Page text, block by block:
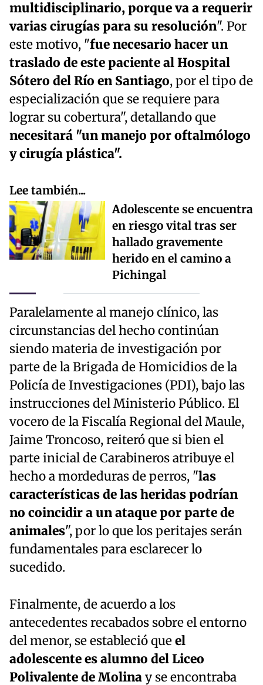
multidisciplinario, porque va a requerir
varias cirugías para su resolución". Por
este motivo, "fue necesario hacer un
traslado de este paciente al Hospital
Sótero del Río en Santiago, por el tipo de
especialización que se requiere para
lograr su cobertura", detallando que
necesitará "un manejo por oftalmólogo
y cirugía plástica".
Lee también...
Adolescente se encuentra
en riesgo vital tras ser
hallado gravemente
herido en el camino a
Pichingal
Paralelamente al manejo clínico, las
circunstancias del hecho continúan
siendo materia de investigación por
parte de la Brigada de Homicidios de la
Policía de Investigaciones (PDI), bajo las
instrucciones del Ministerio Público. El
vocero de la Fiscalía Regional del Maule,
Jaime Troncoso, reiteró que si bien el
parte inicial de Carabineros atribuye el
hecho a mordeduras de perros, "las
características de las heridas podrían
no coincidir a un ataque por parte de
animales", por lo que los peritajes serán
fundamentales para esclarecer lo
sucedido.
Finalmente, de acuerdo a los
antecedentes recabados sobre el entorno
del menor, se estableció queel
adolescente es alumno del Liceo
Polivalente de Molinay se encontraba